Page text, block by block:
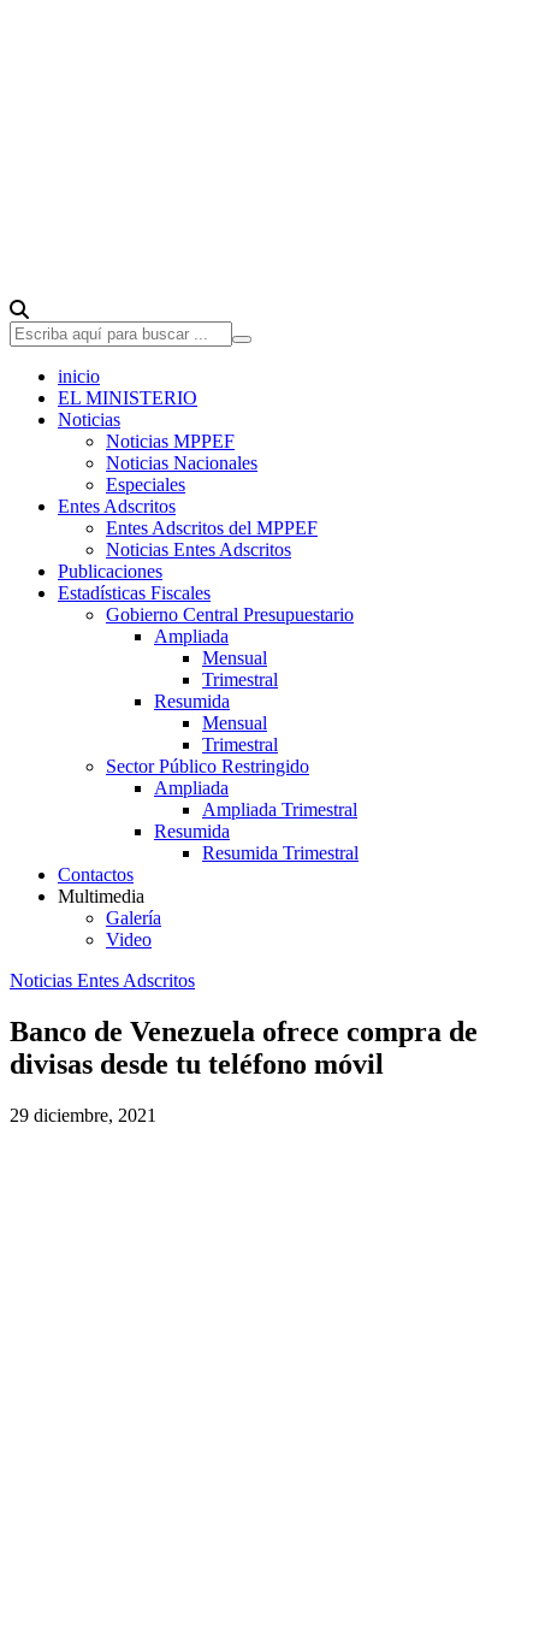
inicio
EL MINISTERIO
Noticias
Noticias MPPEF
Noticias Nacionales
Especiales
Entes Adscritos
Entes Adscritos del MPPEF
Noticias Entes Adscritos
Publicaciones
Estadísticas Fiscales
Gobierno Central Presupuestario
Ampliada
Mensual
Trimestral
Resumida
Mensual
Trimestral
Sector Público Restringido
Ampliada
Ampliada Trimestral
Resumida
Resumida Trimestral
Contactos
Multimedia
Galería
Video
Noticias Entes Adscritos
Banco de Venezuela ofrece compra de
divisas desde tu teléfono móvil
29 diciembre, 2021